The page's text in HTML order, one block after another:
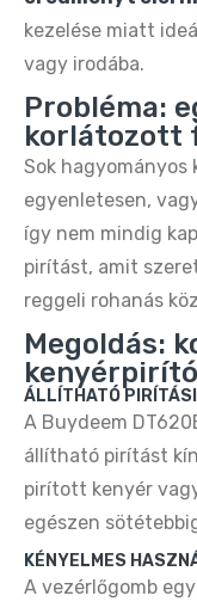
kezelése miatt
vagy irodába.
Probléma:
korlátozott
Sok
egyenletesen,
így nem mindig
pirítást, amit
reggeli rohanás
Megoldás:
kenyérpirító
ÁLLÍTHATÓ
A Buydeem
állítható pirítást
pirított kenyér
egészen
KÉNYELMES
A vezérlőgomb